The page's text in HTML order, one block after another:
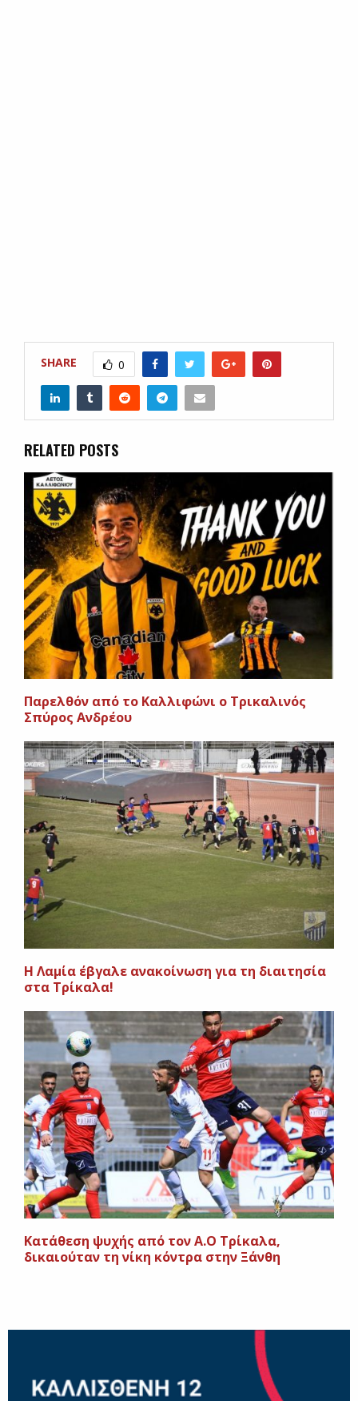
SHARE 0
RELATED POSTS
Παρελθόν από το Καλλιφώνι ο Τρικαλινός
Σπύρος Ανδρέου
H Λαμία έβγαλε ανακοίνωση για τη διαιτησία
στα Τρίκαλα!
Κατάθεση ψυχής από τον Α.Ο Τρίκαλα,
δικαιούταν τη νίκη κόντρα στην Ξάνθη